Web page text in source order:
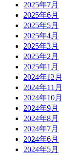
2025年7月
2025年6月
2025年5月
2025年4月
2025年3月
2025年2月
2025年1月
2024年12月
2024年11月
2024年10月
2024年9月
2024年8月
2024年7月
2024年6月
2024年5月